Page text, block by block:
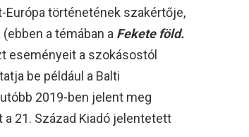
történetének szakértője,
a témában a Fekete föld.
eseményeit a szokásostól
be például a Balti
2019-ben jelent meg
21. Század Kiadó jelentetett